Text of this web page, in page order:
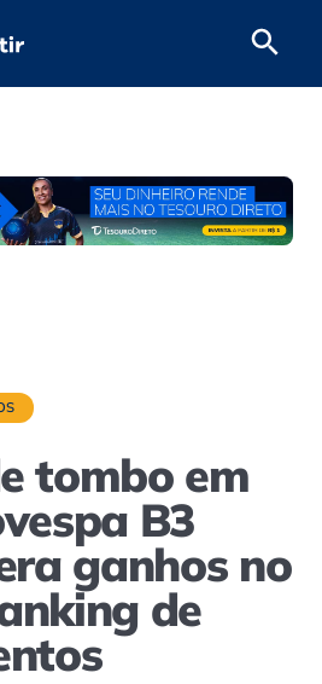
tombo em
B3
ganhos no
de